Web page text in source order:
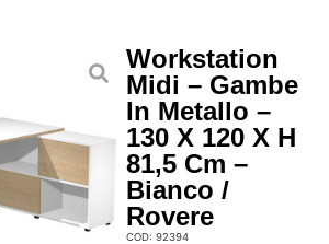
Workstation
Midi – Gambe
In Metallo –
130 X 120 X H
81,5 Cm –
Bianco /
Rovere
COD: 92394